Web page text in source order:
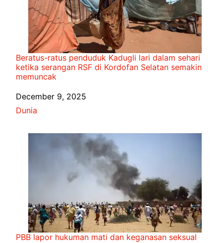
Beratus-ratus penduduk Kadugli lari dalam sehari
ketika serangan RSF di Kordofan Selatan semakin
memuncak
Date
December 9, 2025
In relation to
Dunia
PBB lapor hukuman mati dan keganasan seksual